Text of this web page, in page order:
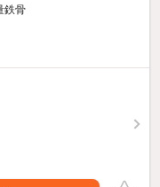
鉄骨